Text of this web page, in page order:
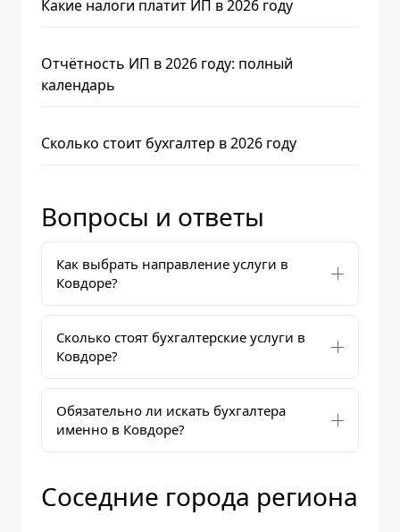
Какие налоги платит ИП в 2026 году
Отчётность ИП в 2026 году: полный
календарь
Сколько стоит бухгалтер в 2026 году
Вопросы и ответы
Как выбрать направление услуги в
Ковдоре?
Сколько стоят бухгалтерские услуги в
Ковдоре?
Обязательно ли искать бухгалтера
именно в Ковдоре?
Соседние города региона